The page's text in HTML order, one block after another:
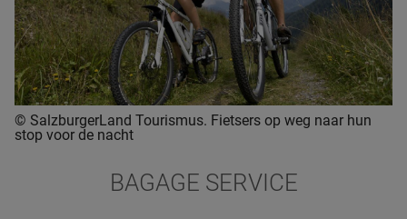
© SalzburgerLand Tourismus. Fietsers op weg naar hun
stop voor de nacht
BAGAGE SERVICE